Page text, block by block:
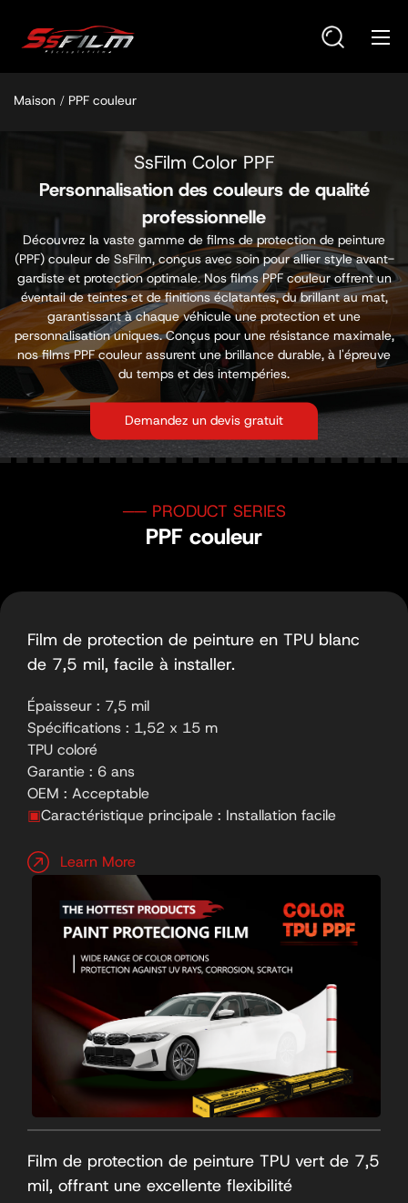
Maison PPF couleur
SsFilm Color PPF
Personnalisation des couleurs de qualité
professionnelle
Découvrez la vaste gamme de films de protection de peinture
(PPF) couleur de SsFilm, conçus avec soin pour allier style avant-
gardiste et protection optimale. Nos films PPF couleur offrent un
éventail de teintes et de finitions éclatantes, du brillant au mat,
garantissant à chaque véhicule une protection et une
personnalisation uniques. Conçus pour une résistance maximale,
nos films PPF couleur assurent une brillance durable, à l'épreuve
du temps et des intempéries.
Demandez un devis gratuit
PPF couleur
Film de protection de peinture en TPU blanc
de 7,5 mil, facile à installer.
Épaisseur : 7,5 mil
Spécifications : 1,52 x 15 m
TPU coloré
Garantie : 6 ans
OEM : Acceptable
▣Caractéristique principale : Installation facile
Learn More
Film de protection de peinture TPU vert de 7,5
mil, offrant une excellente flexibilité